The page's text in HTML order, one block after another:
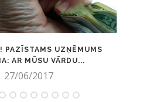
PAZĪSTAMS UZŅĒMUMS
AR MŪSU VĀRDU...
27/06/2017